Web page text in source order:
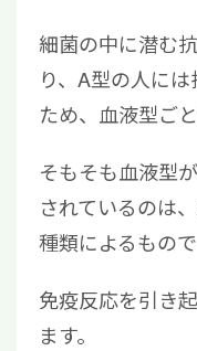
を高める方法を
細菌の中に潜む
り、A型の人に
ため、血液型ご
そもそも血液型
されているのは
種類によるもので
免疫反応を引き
ます。